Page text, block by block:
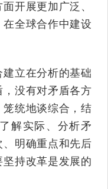
开展更加广泛、
全球合作中建设
建立在分析的基础
没有对矛盾各方
统地谈综合，结
解实际、分析矛
明确重点和先后
持改革是发展的